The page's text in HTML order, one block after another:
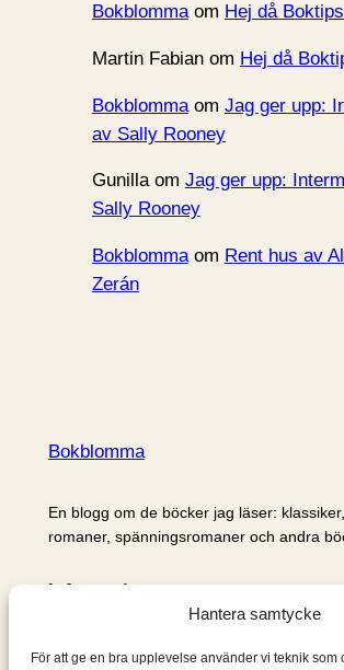
Hantera samtycke
För att ge en bra upplevelse använder vi teknik som
Bokblommaom Hej då
Martin Fabianom Hej då
Bokblommaom Jag ger upp:
av Sally Rooney
Gunillaom Jag ger upp:
Sally Rooney
Bokblommaom Rent hus av
Zerán
Bokblomma
En blogg om de böcker jag läser:
romaner, spänningsromaner och andra
Information
Om mig & om bloggen